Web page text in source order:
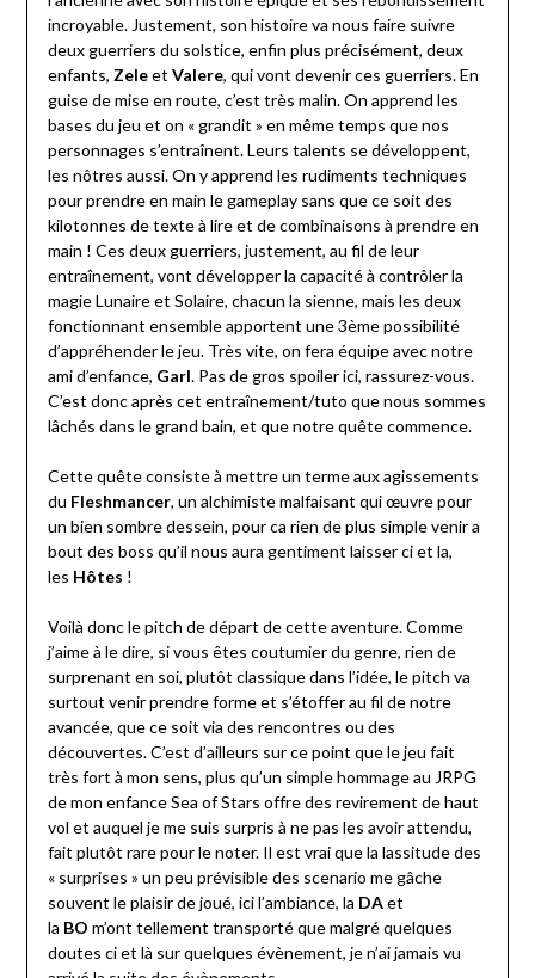
incroyable. Justement, son histoire va nous faire suivre
deux guerriers du solstice, enfin plus précisément, deux
enfants, Zeleet Valere, qui vont devenir ces guerriers. En
guise de mise en route, c’est très malin. On apprend les
bases du jeu et on « grandit » en même temps que nos
personnages s’entraînent. Leurs talents se développent,
les nôtres aussi. On y apprend les rudiments techniques
pour prendre en main le gameplay sans que ce soit des
kilotonnes de texte à lire et de combinaisons à prendre en
main ! Ces deux guerriers, justement, au fil de leur
entraînement, vont développer la capacité à contrôler la
magie Lunaire et Solaire, chacun la sienne, mais les deux
fonctionnant ensemble apportent une 3ème possibilité
d’appréhender le jeu. Très vite, on fera équipe avec notre
ami d’enfance, Garl. Pas de gros spoiler ici, rassurez-vous.
C’est donc après cet entraînement/tuto que nous sommes
lâchés dans le grand bain, et que notre quête commence.
Cette quête consiste à mettre un terme aux agissements
du Fleshmancer, un alchimiste malfaisant qui œuvre pour
un bien sombre dessein, pour ca rien de plus simple venir a
bout des boss qu’il nous aura gentiment laisser ci et la,
les Hôtes !
Voilà donc le pitch de départ de cette aventure. Comme
j’aime à le dire, si vous êtes coutumier du genre, rien de
surprenant en soi, plutôt classique dans l’idée, le pitch va
surtout venir prendre forme et s’étoffer au fil de notre
avancée, que ce soit via des rencontres ou des
découvertes. C’est d’ailleurs sur ce point que le jeu fait
très fort à mon sens, plus qu’un simple hommage au JRPG
de mon enfance Sea of Stars offre des revirement de haut
vol et auquel je me suis surpris à ne pas les avoir attendu,
fait plutôt rare pour le noter. Il est vrai que la lassitude des
« surprises » un peu prévisible des scenario me gâche
souvent le plaisir de joué, ici l’ambiance, la DAet
la BO m’ont tellement transporté que malgré quelques
doutes ci et là sur quelques évènement, je n’ai jamais vu